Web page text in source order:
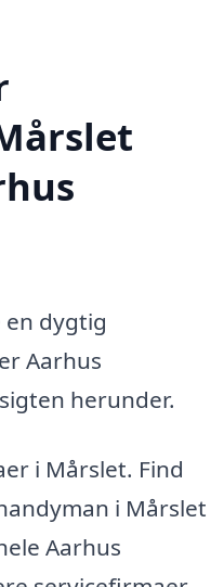
dygtig
Aarhus
herunder.
i Mårslet. Find
i Mårslet
Aarhus